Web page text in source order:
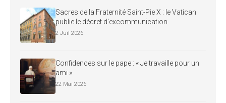
Sacres de la Fraternité Saint-Pie X : le Vatican
publie le décret d’excommunication
2 Juil 2026
Confidences sur le pape : « Je travaille pour un
ami »
22 Mai 2026